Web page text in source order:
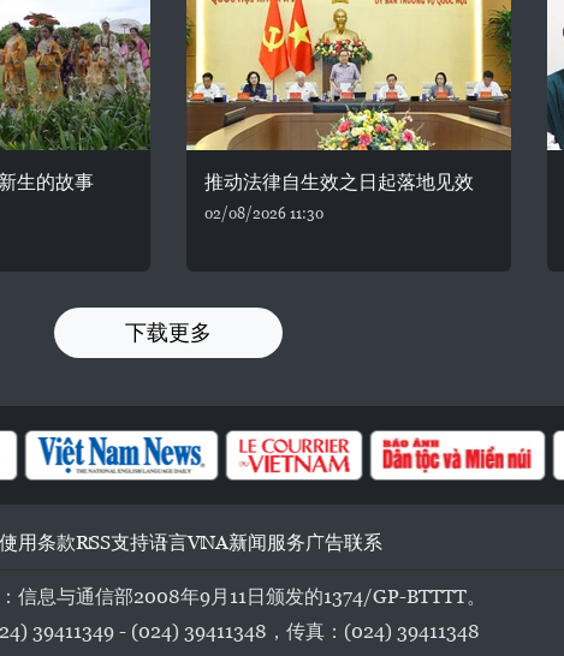
生的故事 推动法律自生效之日起落地见效
02/08/2026 11:30
下载更多
使用条款RSS支持语言VNA新闻服务广告联系
信息与通信部2008年9月11日颁发的1374/GP-BTTTT。
39411349 - (024) 39411348，传真：(024) 39411348